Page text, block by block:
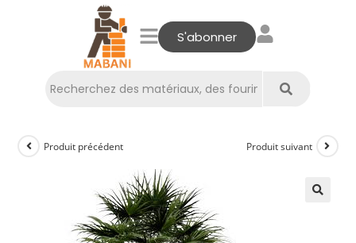
S'abonner
Produit précédent Produit suivant